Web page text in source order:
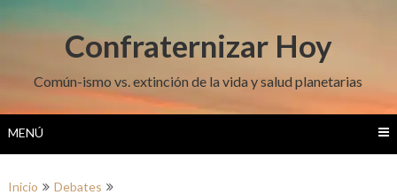
Confraternizar Hoy
Común-ismo vs. extinción de la vida y salud planetarias
MENÚ
Inicio
Debates